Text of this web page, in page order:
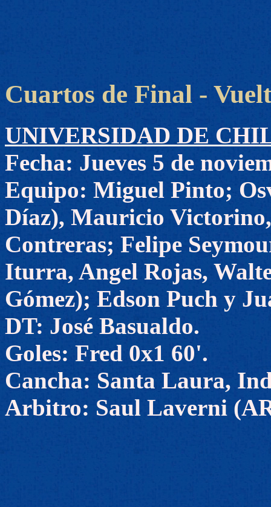
Cuartos de Final -
UNIVERSIDAD DE
Fecha: Jueves 5 de
Equipo: Miguel Pinto;
Díaz), Mauricio
Contreras; Felipe
Iturra, Angel Rojas,
Gómez); Edson Puch y
DT: José Basualdo.
Goles: Fred 0x1 60'.
Cancha: Santa Laura,
Arbitro: Saul Laverni